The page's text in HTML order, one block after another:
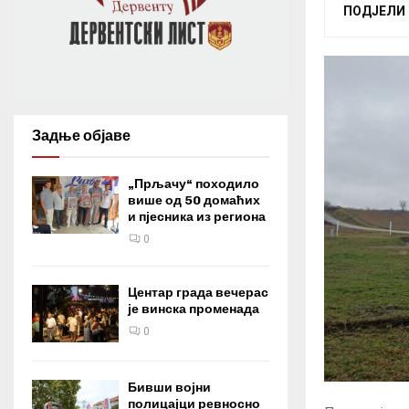
ПОДЈЕЛИ
Задње објаве
„Прљачу“ походило
више од 50 домаћих
и пјесника из региона
0
Центар града вечерас
је винска променада
0
Бивши војни
полицајци ревносно